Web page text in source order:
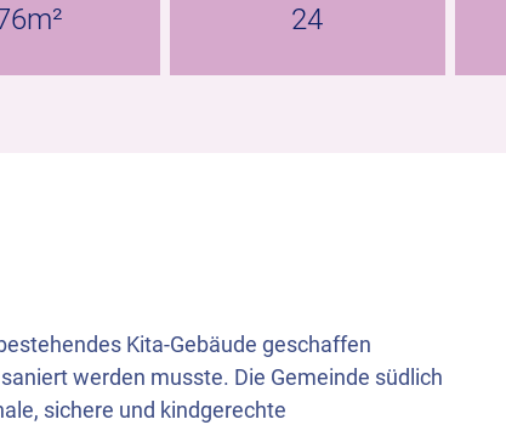
24
Kita-Gebäude geschaffen
werden musste. Die Gemeinde südlich
sichere und kindgerechte